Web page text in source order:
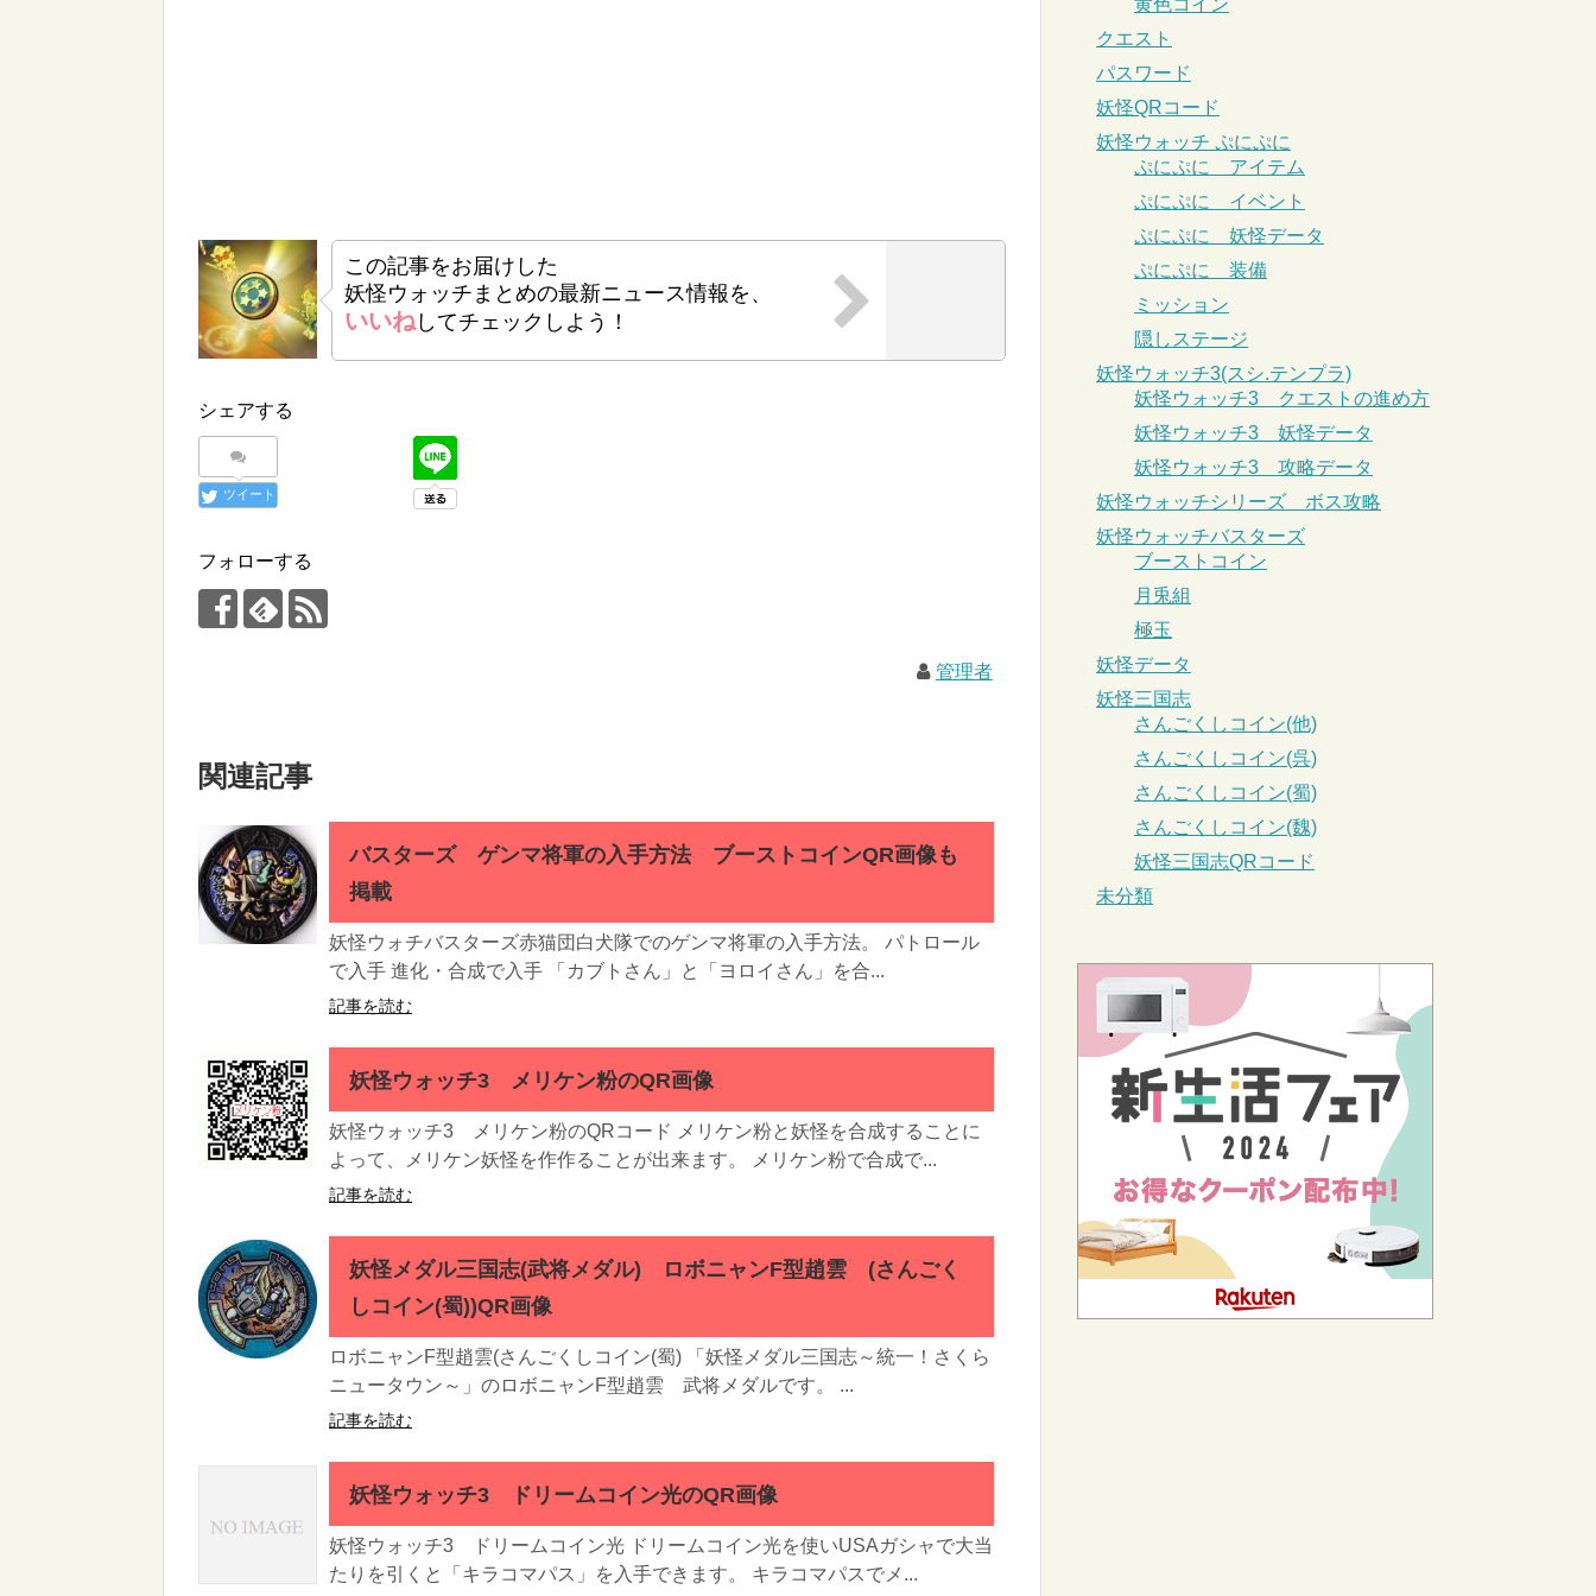
この記事をお届けした
妖怪ウォッチまとめの最新ニュース情報を、
いいねしてチェックしよう！
シェアする
ツイート
フォローする
管理者
関連記事
バスターズ ゲンマ将軍の入手方法 ブーストコインQR画像も
掲載
妖怪ウォチバスターズ赤猫団白犬隊でのゲンマ将軍の入手方法。 パトロール
で入手 進化・合成で入手 「カブトさん」と「ヨロイさん」を合...
記事を読む
妖怪ウォッチ3 メリケン粉のQR画像
妖怪ウォッチ3 メリケン粉のQRコード メリケン粉と妖怪を合成することに
よって、メリケン妖怪を作作ることが出来ます。 メリケン粉で合成で...
記事を読む
妖怪メダル三国志(武将メダル) ロボニャンF型趙雲 (さんごく
しコイン(蜀))QR画像
ロボニャンF型趙雲(さんごくしコイン(蜀) 「妖怪メダル三国志～統一！さくら
ニュータウン～」のロボニャンF型趙雲 武将メダルです。 ...
記事を読む
妖怪ウォッチ3 ドリームコイン光のQR画像
妖怪ウォッチ3 ドリームコイン光 ドリームコイン光を使いUSAガシャで大当
たりを引くと「キラコマパス」を入手できます。 キラコマパスでメ...
黄色コイン
クエスト
パスワード
妖怪QRコード
妖怪ウォッチ ぷにぷに
ぷにぷに アイテム
ぷにぷに イベント
ぷにぷに 妖怪データ
ぷにぷに 装備
ミッション
隠しステージ
妖怪ウォッチ3(スシ.テンプラ)
妖怪ウォッチ3 クエストの進め方
妖怪ウォッチ3 妖怪データ
妖怪ウォッチ3 攻略データ
妖怪ウォッチシリーズ ボス攻略
妖怪ウォッチバスターズ
ブーストコイン
月兎組
極玉
妖怪データ
妖怪三国志
さんごくしコイン(他)
さんごくしコイン(呉)
さんごくしコイン(蜀)
さんごくしコイン(魏)
妖怪三国志QRコード
未分類